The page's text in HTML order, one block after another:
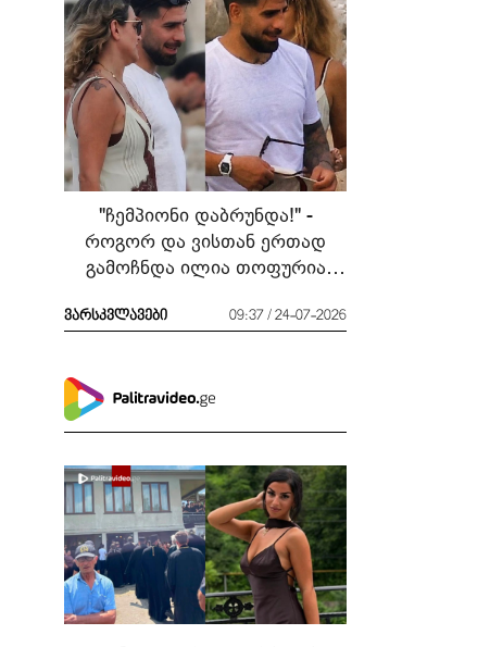
"ჩემპიონი დაბრუნდა!" -
როგორ და ვისთან ერთად
გამოჩნდა ილია თოფურია
ვარსკვლავები 09:37 / 24-07-2026